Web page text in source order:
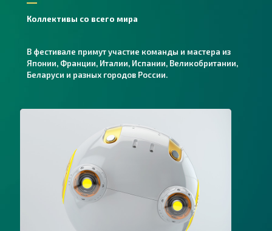
Коллективы со всего мира
В фестивале примут участие команды и мастера из
Японии, Франции, Италии, Испании, Великобритании,
Беларуси и разных городов России.